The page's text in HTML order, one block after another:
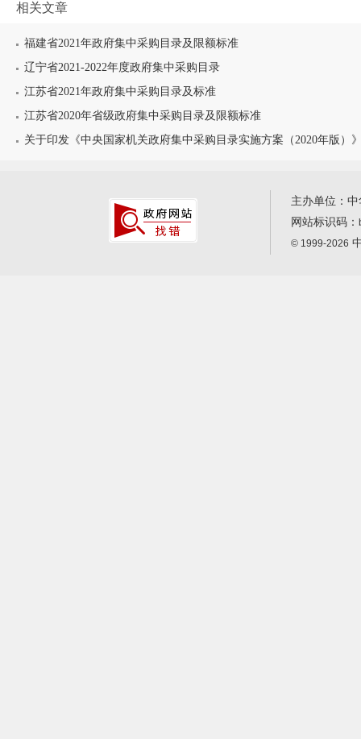
相关文章
福建省2021年政府集中采购目录及限额标准
辽宁省2021-2022年度政府集中采购目录
江苏省2021年政府集中采购目录及标准
江苏省2020年省级政府集中采购目录及限额标准
关于印发《中央国家机关政府集中采购目录实施方案（2020年版）
主办单位：
网站标识码：
© 1999-2026